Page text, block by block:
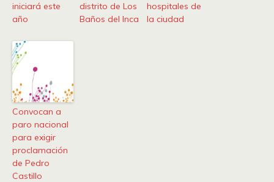
iniciará este
año
distrito de Los
Baños del Inca
hospitales de
la ciudad
Convocan a
paro nacional
para exigir
proclamación
de Pedro
Castillo